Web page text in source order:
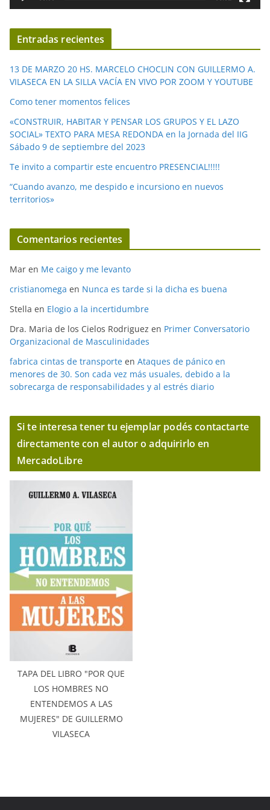
í
d
e
o
Entradas recientes
13 DE MARZO 20 HS. MARCELO CHOCLIN CON GUILLERMO A.
VILASECA EN LA SILLA VACÍA EN VIVO POR ZOOM Y YOUTUBE
Como tener momentos felices
«CONSTRUIR, HABITAR Y PENSAR LOS GRUPOS Y EL LAZO
SOCIAL» TEXTO PARA MESA REDONDA en la Jornada del IIG
Sábado 9 de septiembre del 2023
Te invito a compartir este encuentro PRESENCIAL!!!!!
“Cuando avanzo, me despido e incursiono en nuevos
territorios»
Comentarios recientes
Mar en Me caigo y me levanto
cristianomega en Nunca es tarde si la dicha es buena
Stella en Elogio a la incertidumbre
Dra. Maria de los Cielos Rodriguez en Primer Conversatorio
Organizacional de Masculinidades
fabrica cintas de transporte en Ataques de pánico en
menores de 30. Son cada vez más usuales, debido a la
sobrecarga de responsabilidades y al estrés diario
Si te interesa tener tu ejemplar podés contactarte
directamente con el autor o adquirirlo en
MercadoLibre
TAPA DEL LIBRO "POR QUE
LOS HOMBRES NO
ENTENDEMOS A LAS
MUJERES" DE GUILLERMO
VILASECA